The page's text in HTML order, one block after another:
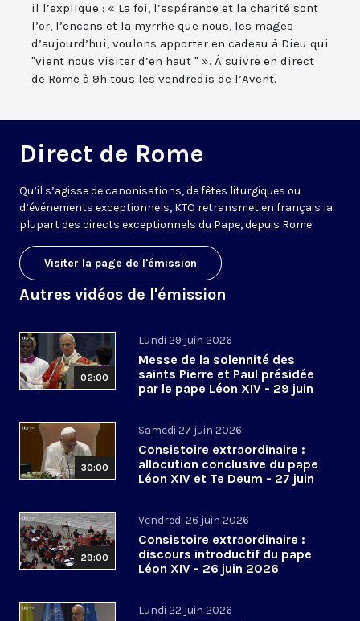
il l’explique : « La foi, l’espérance et la charité sont
l’or, l’encens et la myrrhe que nous, les mages
d’aujourd’hui, voulons apporter en cadeau à Dieu qui
"vient nous visiter d’en haut " ». À suivre en direct
de Rome à 9h tous les vendredis de l’Avent.
Direct de Rome
Qu’il s’agisse de canonisations, de fêtes liturgiques ou
d’événements exceptionnels, KTO retransmet en français la
plupart des directs exceptionnels du Pape, depuis Rome.
Visiter la page de l'émission
Autres vidéos de l'émission
02:00
Lundi 29 juin 2026
Messe de la solennité des
saints Pierre et Paul présidée
par le pape Léon XIV - 29 juin
30:00
Samedi 27 juin 2026
Consistoire extraordinaire :
allocution conclusive du pape
Léon XIV et Te Deum - 27 juin
29:00
Vendredi 26 juin 2026
Consistoire extraordinaire :
discours introductif du pape
Léon XIV - 26 juin 2026
Lundi 22 juin 2026